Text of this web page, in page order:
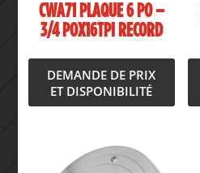
CWA71 PLAQUE 6 PO –
3/4 POX16TPI RECORD
DEMANDE DE PRIX
ET DISPONIBILITÉ